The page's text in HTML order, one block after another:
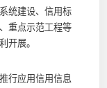
统建设、信用标
重点示范工程等
开展。
行应用信用信息